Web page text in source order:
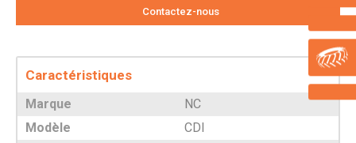
Caractéristiques
Marque
NC
Modèle
CDI
Contactez-nous